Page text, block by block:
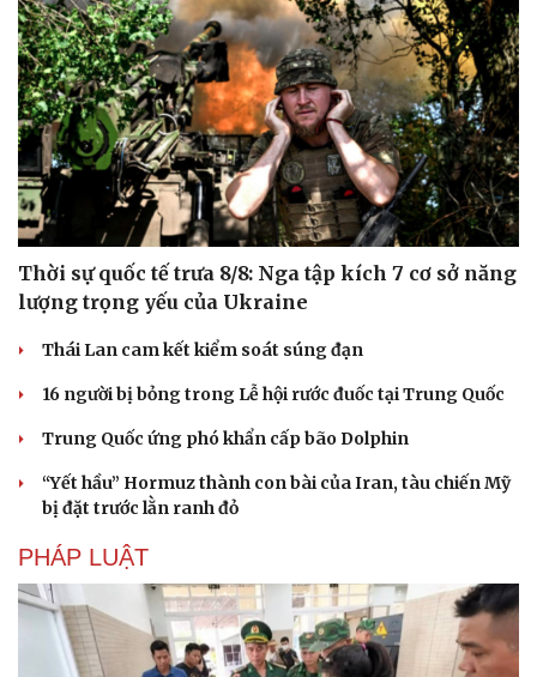
Thời sự quốc tế trưa 8/8: Nga tập kích 7 cơ sở năng
lượng trọng yếu của Ukraine
Thái Lan cam kết kiểm soát súng đạn
16 người bị bỏng trong Lễ hội rước đuốc tại Trung Quốc
Trung Quốc ứng phó khẩn cấp bão Dolphin
“Yết hầu” Hormuz thành con bài của Iran, tàu chiến Mỹ
bị đặt trước lằn ranh đỏ
PHÁP LUẬT